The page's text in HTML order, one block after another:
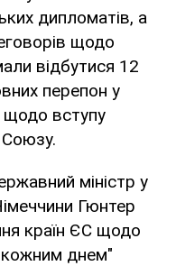
дипломатів, а
щодо
відбутися 12
перепон у
щодо вступу
міністр у
Гюнтер
країн ЄС щодо
днем"